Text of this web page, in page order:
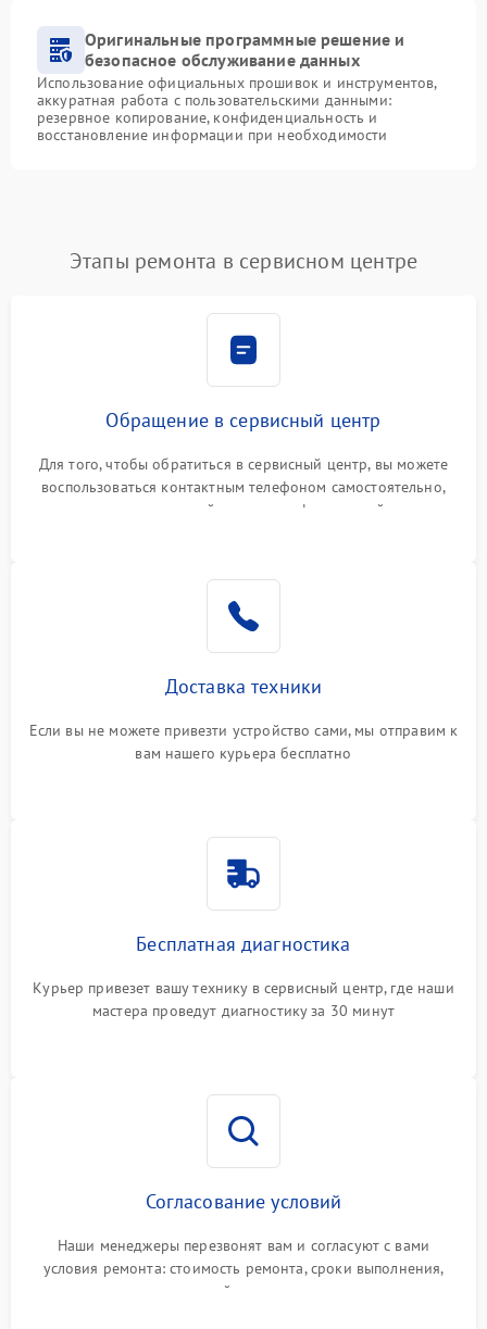
Оригинальные программные решение и
безопасное обслуживание данных
Использование официальных прошивок и инструментов,
аккуратная работа с пользовательскими данными:
резервное копирование, конфиденциальность и
восстановление информации при необходимости
Этапы ремонта в сервисном центре
Обращение в сервисный центр
Для того, чтобы обратиться в сервисный центр, вы можете
воспользоваться контактным телефоном самостоятельно,
или оставить свой номер телефона на сайте
Доставка техники
Если вы не можете привезти устройство сами, мы отправим к
вам нашего курьера бесплатно
Бесплатная диагностика
Курьер привезет вашу технику в сервисный центр, где наши
мастера проведут диагностику за 30 минут
Согласование условий
Наши менеджеры перезвонят вам и согласуют с вами
условия ремонта: стоимость ремонта, сроки выполнения,
гарантийные условия